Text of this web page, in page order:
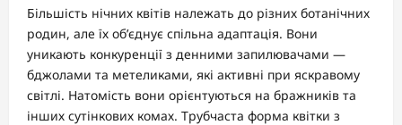
Більшість нічних квітів належать до різних ботанічних
родин, але їх об’єднує спільна адаптація. Вони
уникають конкуренції з денними запилювачами —
бджолами та метеликами, які активні при яскравому
світлі. Натомість вони орієнтуються на бражників та
інших сутінкових комах. Трубчаста форма квітки з